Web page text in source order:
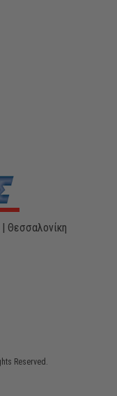
Θεσσαλονίκη
Reserved.